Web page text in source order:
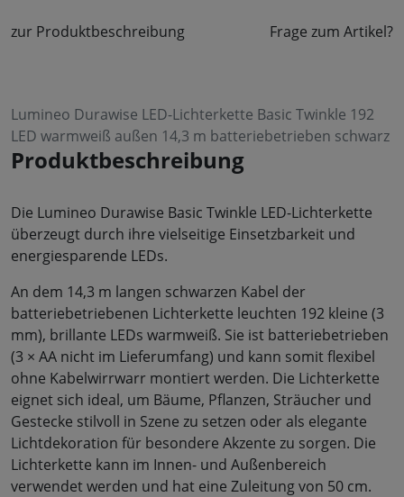
zur Produktbeschreibung Frage zum Artikel?
Lumineo Durawise LED-Lichterkette Basic Twinkle 192
LED warmweiß außen 14,3 m batteriebetrieben schwarz
Produktbeschreibung
Die Lumineo Durawise Basic Twinkle LED-Lichterkette
überzeugt durch ihre vielseitige Einsetzbarkeit und
energiesparende LEDs.
An dem 14,3 m langen schwarzen Kabel der
batteriebetriebenen Lichterkette leuchten 192 kleine (3
mm), brillante LEDs warmweiß. Sie ist batteriebetrieben
(3 × AA nicht im Lieferumfang) und kann somit flexibel
ohne Kabelwirrwarr montiert werden. Die Lichterkette
eignet sich ideal, um Bäume, Pflanzen, Sträucher und
Gestecke stilvoll in Szene zu setzen oder als elegante
Lichtdekoration für besondere Akzente zu sorgen. Die
Lichterkette kann im Innen- und Außenbereich
verwendet werden und hat eine Zuleitung von 50 cm.